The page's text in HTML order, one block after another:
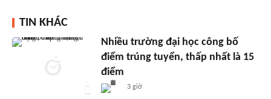
TIN KHÁC
Nhiều trường đại học công bố
điểm trúng tuyển, thấp nhất là 15
điểm
3 giờ